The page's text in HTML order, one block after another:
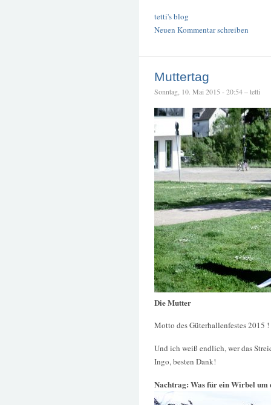
tetti's blog
Neuen Kommentar schreiben
Muttertag
Sonntag, 10. Mai 2015 - 20:54 – tetti
Die Mutter
Motto des Güterhallenfestes 2015 !
Und ich weiß endlich, wer das
Ingo, besten Dank!
Nachtrag: Was für ein Wirbel um